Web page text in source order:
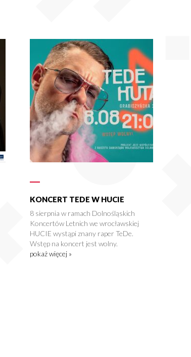
KONCERT TEDE W HUCIE
8 sierpnia w ramach Dolnośląskich
Koncertów Letnich we wrocławskiej
HUCIE wystąpi znany raper TeDe.
Wstęp na koncert jest wolny.
pokaż więcej »